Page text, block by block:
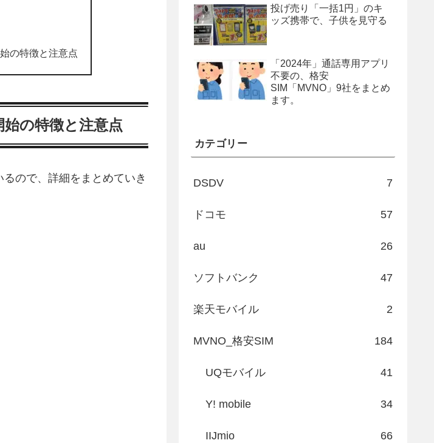
の特徴と注意点
の特徴と注意点
るので、詳細をまとめていき
投げ売り「一括1円」のキ
ッズ携帯で、子供を見守る
「2024年」通話専用アプリ
不要の、格安
SIM「MVNO」9社をまとめ
ます。
カテゴリー
DSDV 7
ドコモ 57
au 26
ソフトバンク 47
楽天モバイル 2
MVNO_格安SIM 184
UQモバイル 41
Y! mobile 34
IIJmio 66